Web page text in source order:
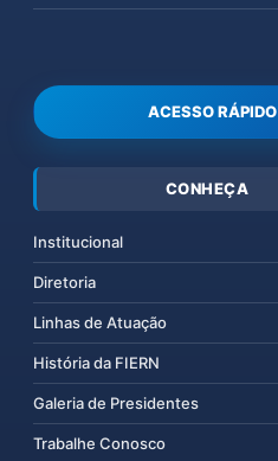
ACESSO RÁPIDO
CONHEÇA
Institucional
Diretoria
Linhas de Atuação
História da FIERN
Galeria de Presidentes
Trabalhe Conosco